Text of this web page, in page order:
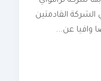
القادمتين
وافيا عن...